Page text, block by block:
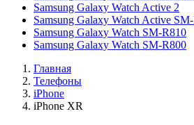
Samsung Galaxy Watch Active 2
Samsung Galaxy Watch Active
Samsung Galaxy Watch SM-R810
Samsung Galaxy Watch SM-R800
Главная
Телефоны
iPhone
iPhone XR